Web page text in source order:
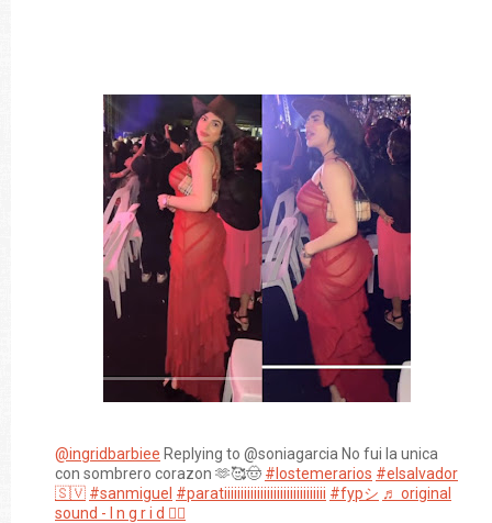
@ingridbarbiee Replying to @soniagarcia No fui la unica
con sombrero corazon 🫶🥰🤠 #lostemerarios #elsalvador
🇸🇻 #sanmiguel #paratiiiiiiiiiiiiiiiiiiiiiiiiiiiiiii #fypシ ♬ original
sound - I n g r i d ❤️‍🔥